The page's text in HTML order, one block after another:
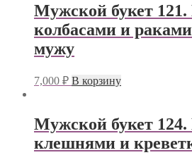
Мужской букет
колбасами и
мужу
7,000 ₽ В корзину
Мужской букет 124.
клешнями и